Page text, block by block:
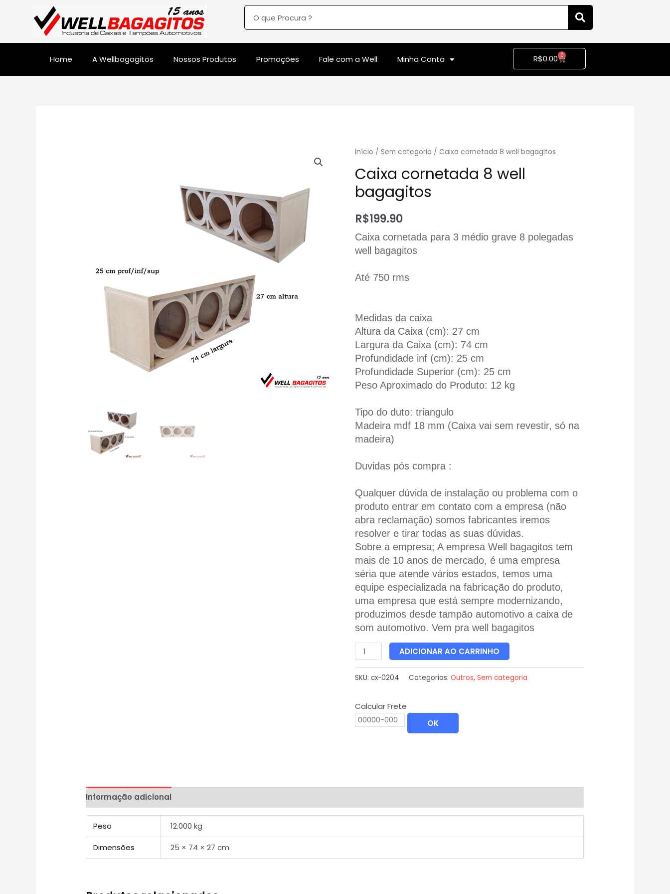
Home A Wellbagagitos Nossos Produtos Promoções Fale com a Well Minha Conta R$0.00 0
Início / Sem categoria / Caixa cornetada 8 well bagagitos
Caixa cornetada 8 well
bagagitos
R$199.90
Caixa cornetada para 3 médio grave 8 polegadas
well bagagitos
Até 750 rms
Medidas da caixa
Altura da Caixa (cm): 27 cm
Largura da Caixa (cm): 74 cm
Profundidade inf (cm): 25 cm
Profundidade Superior (cm): 25 cm
Peso Aproximado do Produto: 12 kg
Tipo do duto: triangulo
Madeira mdf 18 mm (Caixa vai sem revestir, só na
madeira)
Duvidas pós compra :
Qualquer dúvida de instalação ou problema com o
produto entrar em contato com a empresa (não
abra reclamação) somos fabricantes iremos
resolver e tirar todas as suas dúvidas.
Sobre a empresa; A empresa Well bagagitos tem
mais de 10 anos de mercado, é uma empresa
séria que atende vários estados, temos uma
equipe especializada na fabricação do produto,
uma empresa que está sempre modernizando,
produzimos desde tampão automotivo a caixa de
som automotivo. Vem pra well bagagitos
ADICIONAR AO CARRINHO
SKU: cx-0204 Categorias: Outros, Sem categoria
Calcular Frete
OK
Informação adicional
Peso 12.000 kg
Dimensões 25 × 74 × 27 cm